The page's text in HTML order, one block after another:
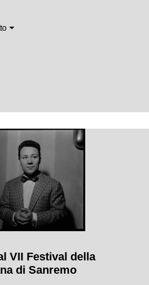
VII Festival della
di Sanremo